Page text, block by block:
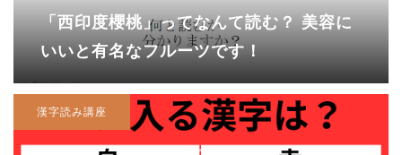
「西印度櫻桃」ってなんて読む？ 美容に
いいと有名なフルーツです！
漢字読み講座